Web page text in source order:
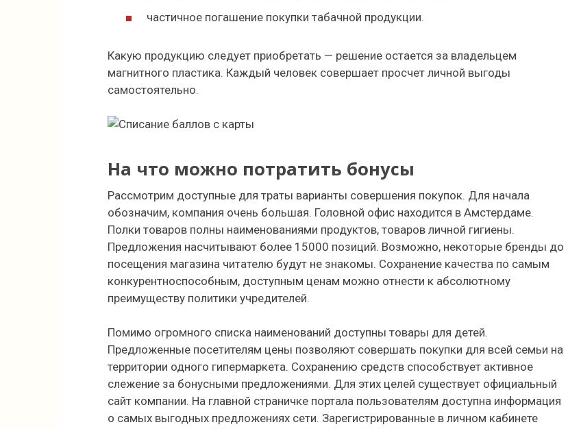
частичное погашение покупки табачной продукции.
Какую продукцию следует приобретать — решение остается за владельцем
магнитного пластика. Каждый человек совершает просчет личной выгоды
самостоятельно.
На что можно потратить бонусы
Рассмотрим доступные для траты варианты совершения покупок. Для начала
обозначим, компания очень большая. Головной офис находится в Амстердаме.
Полки товаров полны наименованиями продуктов, товаров личной гигиены.
Предложения насчитывают более 15000 позиций. Возможно, некоторые бренды до
посещения магазина читателю будут не знакомы. Сохранение качества по самым
конкурентноспособным, доступным ценам можно отнести к абсолютному
преимуществу политики учредителей.
Помимо огромного списка наименований доступны товары для детей.
Предложенные посетителям цены позволяют совершать покупки для всей семьи на
территории одного гипермаркета. Сохранению средств способствует активное
слежение за бонусными предложениями. Для этих целей существует официальный
сайт компании. На главной страничке портала пользователям доступна информация
о самых выгодных предложениях сети. Зарегистрированные в личном кабинете